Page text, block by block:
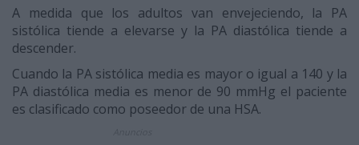
A medida que los adultos van envejeciendo, la PA
sistólica tiende a elevarse y la PA diastólica tiende a
descender.
Cuando la PA sistólica media es mayor o igual a 140 y la
PA diastólica media es menor de 90 mmHg el paciente
es clasificado como poseedor de una HSA.